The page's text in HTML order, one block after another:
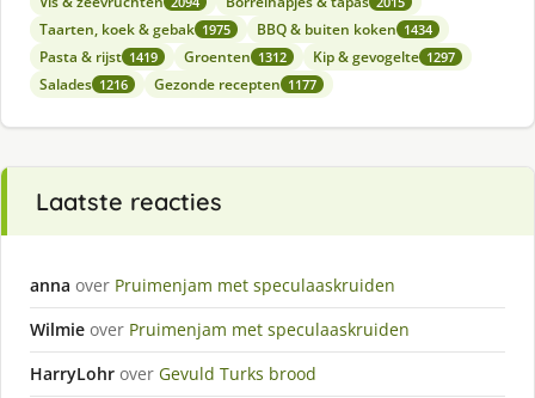
Taarten, koek & gebak 1975 BBQ & buiten koken 1434
Pasta & rijst 1419 Groenten 1312 Kip & gevogelte 1297
Salades 1216 Gezonde recepten 1177
Laatste reacties
anna over Pruimenjam met speculaaskruiden
Wilmie over Pruimenjam met speculaaskruiden
HarryLohr over Gevuld Turks brood